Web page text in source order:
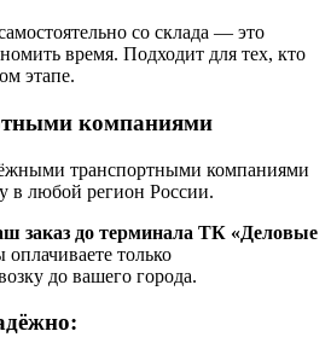
со склада — это
время. Подходит для тех, кто
этапе.
компаниями
транспортными компаниями
в любой регион России.
заказ до терминала ТК «Деловые
только
до вашего города.